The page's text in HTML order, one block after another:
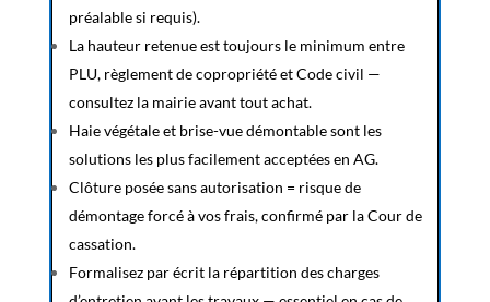
préalable si requis).
La hauteur retenue est toujours le minimum entre
PLU, règlement de copropriété et Code civil —
consultez la mairie avant tout achat.
Haie végétale et brise-vue démontable sont les
solutions les plus facilement acceptées en AG.
Clôture posée sans autorisation = risque de
démontage forcé à vos frais, confirmé par la Cour de
cassation.
Formalisez par écrit la répartition des charges